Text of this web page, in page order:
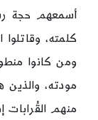
أسمعهم حجة
كلمته، وقاتلوا
ومن كانوا
مودته، والذين
منهم القُرابات